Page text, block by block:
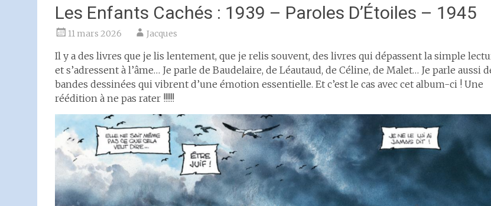
Les Enfants Cachés : 1939 – Paroles D’Étoiles – 1945
11 mars 2026 Jacques
Il y a des livres que je lis lentement, que je relis souvent, des livres qui dépassent la simple
et s’adressent à l’âme… Je parle de Baudelaire, de Léautaud, de Céline, de Malet… Je parle aussi
bandes dessinées qui vibrent d’une émotion essentielle. Et c’est le cas avec cet album-ci ! Une
réédition à ne pas rater !!!!!!